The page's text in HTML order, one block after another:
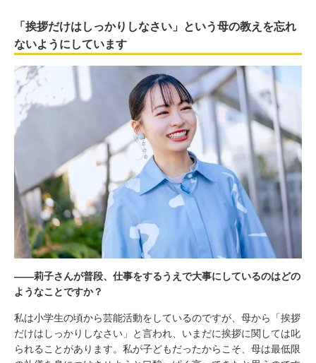
「挨拶だけはしっかりしなさい」という母の教えを忘れ
ないようにしています
――莉子さんが普段、仕事をするうえで大事にしているのはどの
ようなことですか？
私は小学生の頃から芸能活動をしているのですが、母から「挨拶
だけはしっかりしなさい」と言われ、いまだに挨拶に関しては叱
られることがあります。私が子どもだったからこそ、母は最低限